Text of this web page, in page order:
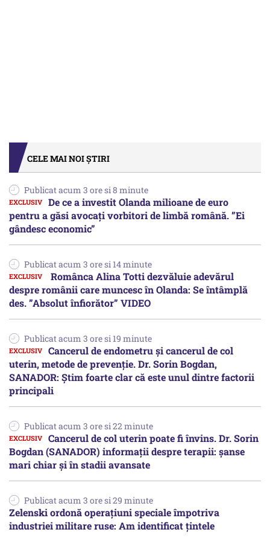
CELE MAI NOI ȘTIRI
Publicat acum 3 ore si 8 minute
De ce a investit Olanda milioane de euro
pentru a găsi avocați vorbitori de limbă română. ”Ei
gândesc economic”
Publicat acum 3 ore si 14 minute
Românca Alina Totti dezvăluie adevărul
despre românii care muncesc în Olanda: Se întâmplă
des. ”Absolut înfiorător” VIDEO
Publicat acum 3 ore si 19 minute
Cancerul de endometru și cancerul de col
uterin, metode de prevenție. Dr. Sorin Bogdan,
SANADOR: Știm foarte clar că este unul dintre factorii
principali
Publicat acum 3 ore si 22 minute
Cancerul de col uterin poate fi învins. Dr. Sorin
Bogdan (SANADOR) informații despre terapii: șanse
mari chiar și în stadii avansate
Publicat acum 3 ore si 29 minute
Zelenski ordonă operațiuni speciale împotriva
industriei militare ruse: Am identificat țintele